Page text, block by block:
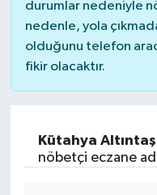
durumlar nedeniyle
nedenle, yola
olduğunu telefon
fikir olacaktır.
Kütahya Altıntaş
nöbetçi eczane